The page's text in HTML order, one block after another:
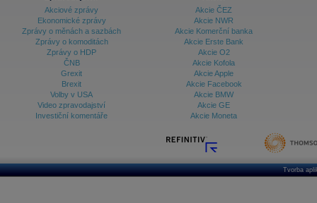
Akciové zprávy
Ekonomické zprávy
Zprávy o měnách a sazbách
Zprávy o komoditách
Zprávy o HDP
ČNB
Grexit
Brexit
Volby v USA
Video zpravodajství
Investiční komentáře
Akcie ČEZ
Akcie NWR
Akcie Komerční banka
Akcie Erste Bank
Akcie O2
Akcie Kofola
Akcie Apple
Akcie Facebook
Akcie BMW
Akcie GE
Akcie Moneta
Tvorba